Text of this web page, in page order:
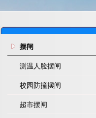
摆闸
测温人脸摆闸
校园防撞摆闸
超市摆闸